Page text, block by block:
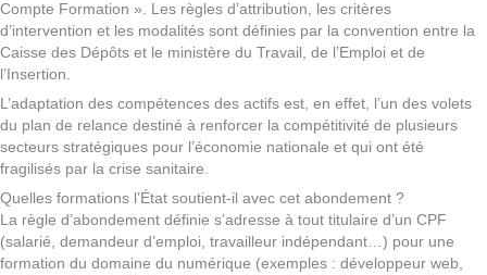
Compte Formation ». Les règles d’attribution, les critères
d’intervention et les modalités sont définies par la convention entre la
Caisse des Dépôts et le ministère du Travail, de l’Emploi et de
l’Insertion.
L’adaptation des compétences des actifs est, en effet, l’un des volets
du plan de relance destiné à renforcer la compétitivité de plusieurs
secteurs stratégiques pour l’économie nationale et qui ont été
fragilisés par la crise sanitaire.
Quelles formations l’État soutient-il avec cet abondement ?
La règle d’abondement définie s’adresse à tout titulaire d’un CPF
(salarié, demandeur d’emploi, travailleur indépendant…) pour une
formation du domaine du numérique (exemples : développeur web,